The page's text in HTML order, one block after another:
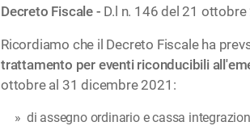
Decreto Fiscale - D.l n. 146 del 21
Ricordiamo che il Decreto Fiscale ha
trattamento per eventi riconducibili
ottobre al 31 dicembre 2021:
di assegno ordinario e cassa